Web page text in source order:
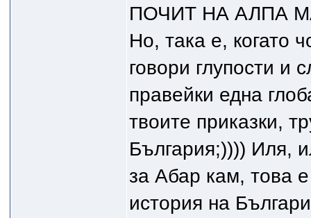
ПОЧИТ НА АЛПА
Но, така е, когато
говори глупости и
правейки една
твоите приказки,
България;)))) Иля,
за Абар кам, това
история на